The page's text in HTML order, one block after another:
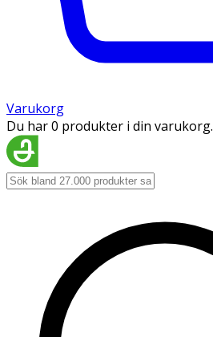
Varukorg
Du har 0 produkter i din varukorg.